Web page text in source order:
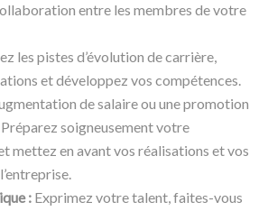
entre les membres de votre
les pistes d’évolution de carrière,
et développez vos compétences.
de salaire ou une promotion
soigneusement votre
mettez en avant vos réalisations et vos
: Exprimez votre talent, faites-vous